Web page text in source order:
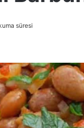
süresi